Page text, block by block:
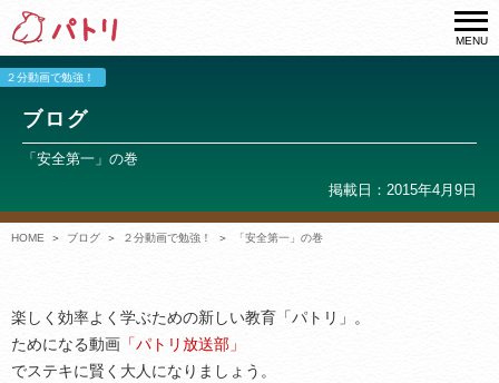
MENU
２分動画で勉強！
ブログ
「安全第一」の巻
掲載日：2015年4月9日
HOME ブログ ２分動画で勉強！ 「安全第一」の巻
楽しく効率よく学ぶための新しい教育「パトリ」。
ためになる動画 「パトリ放送部」
でステキに賢く大人になりましょう。